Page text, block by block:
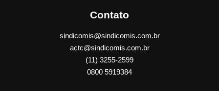
Contato
sindicomis@sindicomis.com.br
actc@sindicomis.com.br
(11) 3255-2599
0800 5919384